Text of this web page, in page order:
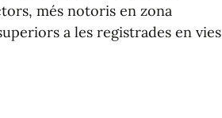
més notoris en zona
a les registrades en vies